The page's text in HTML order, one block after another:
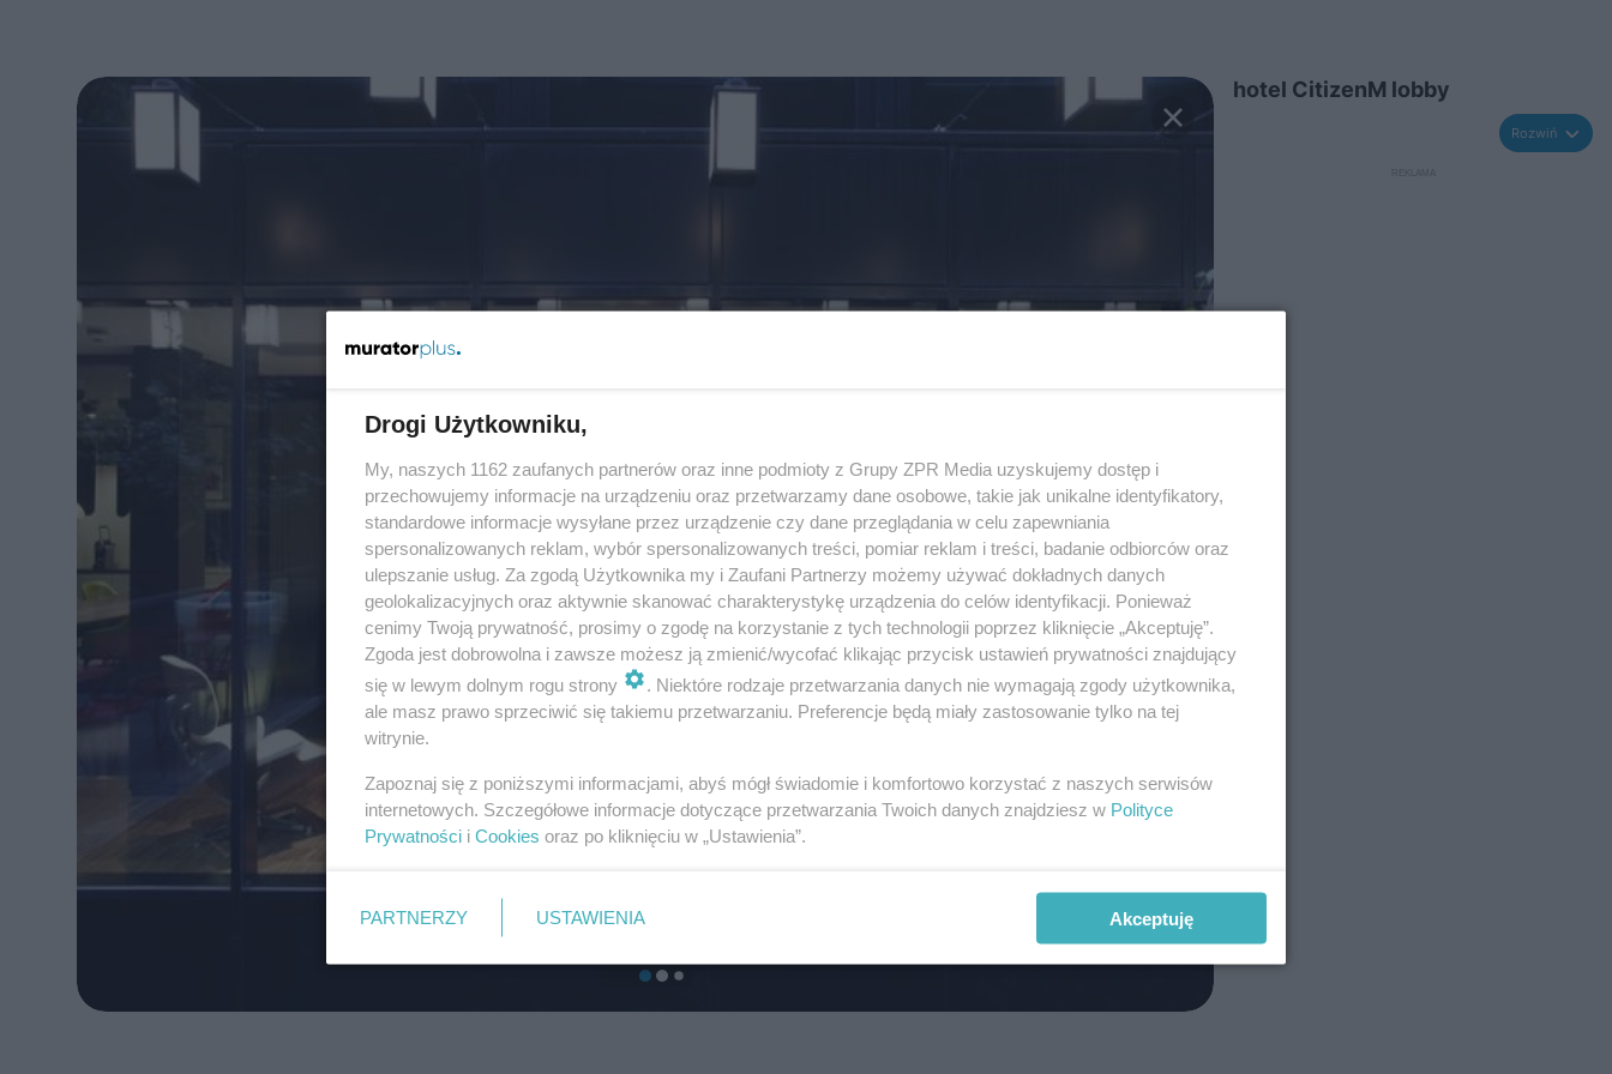
hotel CitizenM lobby
Rozwiń
Drogi Użytkowniku,
My, naszych 1162 zaufanych partnerów oraz inne podmioty z Grupy ZPR Media uzyskujemy dostęp i
przechowujemy informacje na urządzeniu oraz przetwarzamy dane osobowe, takie jak unikalne identyfikatory,
standardowe informacje wysyłane przez urządzenie czy dane przeglądania w celu zapewniania
spersonalizowanych reklam, wybór spersonalizowanych treści, pomiar reklam i treści, badanie odbiorców oraz
ulepszanie usług. Za zgodą Użytkownika my i Zaufani Partnerzy możemy używać dokładnych danych
geolokalizacyjnych oraz aktywnie skanować charakterystykę urządzenia do celów identyfikacji. Ponieważ
cenimy Twoją prywatność, prosimy o zgodę na korzystanie z tych technologii poprzez kliknięcie „Akceptuję”.
Zgoda jest dobrowolna i zawsze możesz ją zmienić/wycofać klikając przycisk ustawień prywatności znajdujący
się w lewym dolnym rogu strony
. Niektóre rodzaje przetwarzania danych nie wymagają zgody użytkownika,
ale masz prawo sprzeciwić się takiemu przetwarzaniu. Preferencje będą miały zastosowanie tylko na tej
witrynie.
Zapoznaj się z poniższymi informacjami, abyś mógł świadomie i komfortowo korzystać z naszych serwisów
internetowych. Szczegółowe informacje dotyczące przetwarzania Twoich danych znajdziesz w Polityce
Prywatności i Cookies oraz po kliknięciu w „Ustawienia”.
PARTNERZY USTAWIENIA Akceptuję